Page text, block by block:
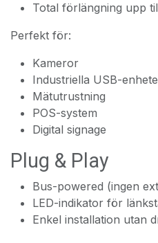
Total förlängning upp
Perfekt för:
Kameror
Industriella USB-
Mätutrustning
POS-system
Digital signage
Plug & Play
Bus-powered (ingen
LED-indikator för
Enkel installation utan